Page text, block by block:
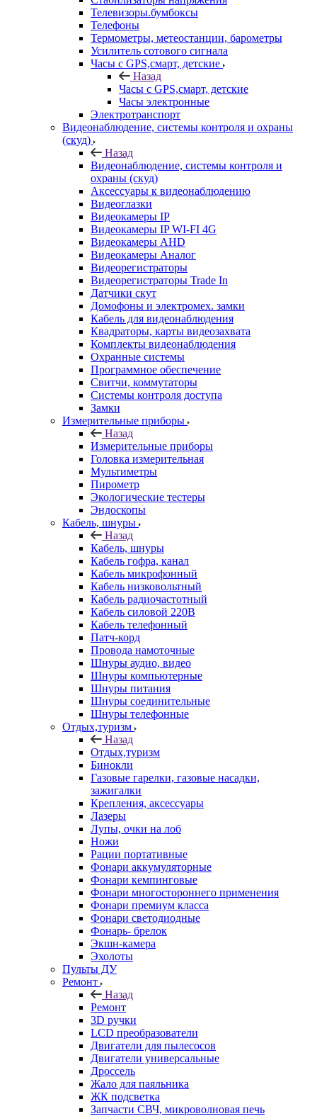
Телевизоры.бумбоксы
Телефоны
Термометры, метеостанции, барометры
Усилитель сотового сигнала
Часы с GPS,смарт, детские
Назад
Часы с GPS,смарт, детские
Часы электронные
Электротранспорт
Видеонаблюдение, системы контроля и охраны
(скуд)
Назад
Видеонаблюдение, системы контроля и
охраны (скуд)
Аксессуары к видеонаблюдению
Видеоглазки
Видеокамеры IP
Видеокамеры IP WI-FI 4G
Видеокамеры AHD
Видеокамеры Аналог
Видеорегистраторы
Видеорегистраторы Trade In
Датчики скут
Домофоны и электромех. замки
Кабель для видеонаблюдения
Квадраторы, карты видеозахвата
Комплекты видеонаблюдения
Охранные системы
Программное обеспечение
Свитчи, коммутаторы
Системы контроля доступа
Замки
Измерительные приборы
Назад
Измерительные приборы
Головка измерительная
Мультиметры
Пирометр
Экологические тестеры
Эндоскопы
Кабель, шнуры
Назад
Кабель, шнуры
Кабель гофра, канал
Кабель микрофонный
Кабель низковольтный
Кабель радиочастотный
Кабель силовой 220В
Кабель телефонный
Патч-корд
Провода намоточные
Шнуры аудио, видео
Шнуры компьютерные
Шнуры питания
Шнуры соединительные
Шнуры телефонные
Отдых,туризм
Назад
Отдых,туризм
Бинокли
Газовые гарелки, газовые насадки,
зажигалки
Крепления, аксессуары
Лазеры
Лупы, очки на лоб
Ножи
Рации портативные
Фонари аккумуляторные
Фонари кемпинговые
Фонари многостороннего применения
Фонари премиум класса
Фонари светодиодные
Фонарь- брелок
Экшн-камера
Эхолоты
Пульты ДУ
Ремонт
Назад
Ремонт
3D ручки
LCD преобразователи
Двигатели для пылесосов
Двигатели универсальные
Дроссель
Жало для паяльника
ЖК подсветка
Запчасти СВЧ, микроволновая печь